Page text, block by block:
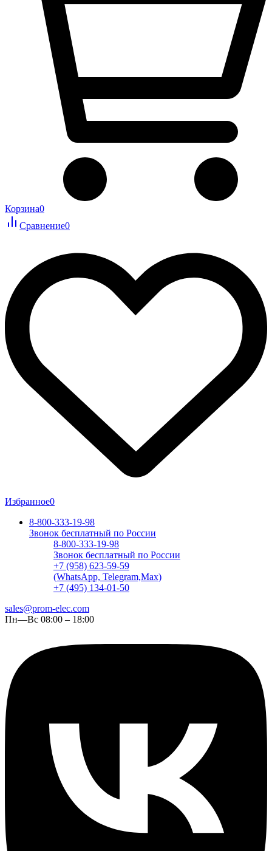
Корзина0
Сравнение0
Избранное0
8-800-333-19-98
Звонок бесплатный по России
8-800-333-19-98
Звонок бесплатный по России
+7 (958) 623-59-59
(WhatsApp, Telegram,Max)
+7 (495) 134-01-50
sales@prom-elec.com
Пн—Вс 08:00 – 18:00